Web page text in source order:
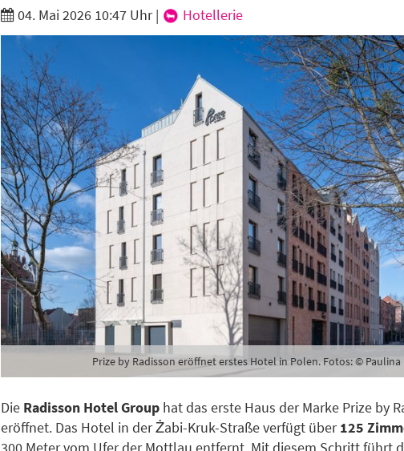
04. Mai 2026 10:47 Uhr| Hotellerie
Prize by Radisson eröffnet erstes Hotel in Polen. Fotos: © Paulina
Die Radisson Hotel Group hat das erste Haus der Marke Prize by
eröffnet. Das Hotel in der Żabi-Kruk-Straße verfügt über125
Ich möchte folgende Newsletter erhalten
Tageskarte-Newsletter (gegen 8.30 Uhr)
Ich habe die
Datenschutzerklärung zur Kenntnis
Anmelden Danke, heute nicht